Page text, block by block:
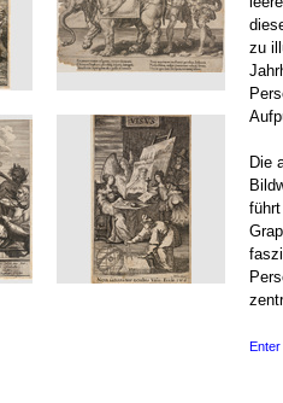
zu
Die
Enter